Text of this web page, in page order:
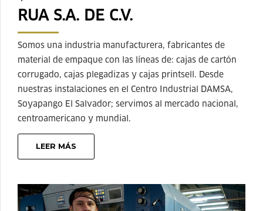
RUA S.A. DE C.V.
Somos una industria manufacturera, fabricantes de
material de empaque con las líneas de: cajas de cartón
corrugado, cajas plegadizas y cajas printsell. Desde
nuestras instalaciones en el Centro Industrial DAMSA,
Soyapango El Salvador; servimos al mercado nacional,
centroamericano y mundial.
LEER MÁS